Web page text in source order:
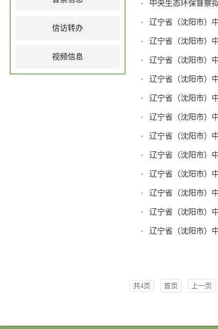
信访转办
视频信息
中央生态环保督察
辽宁省（沈阳市）
辽宁省（沈阳市）
辽宁省（沈阳市）
辽宁省（沈阳市）
辽宁省（沈阳市）
辽宁省（沈阳市）
辽宁省（沈阳市）
辽宁省（沈阳市）
辽宁省（沈阳市）
共4页 首页 上一页